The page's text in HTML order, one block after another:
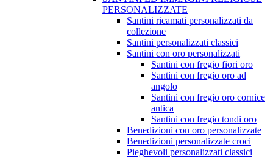
PERSONALIZZATE
Santini ricamati personalizzati da
collezione
Santini personalizzati classici
Santini con oro personalizzati
Santini con fregio fiori oro
Santini con fregio oro ad
angolo
Santini con fregio oro cornice
antica
Santini con fregio tondi oro
Benedizioni con oro personalizzate
Benedizioni personalizzate croci
Pieghevoli personalizzati classici